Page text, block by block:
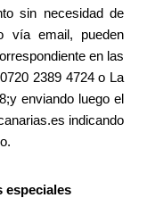
sin necesidad de
vía email, pueden
en las
2389 4724 o La
enviando luego el
indicando
especiales